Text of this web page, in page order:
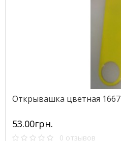
Открывашка цветная 1667
53.00грн.
0 отзывов